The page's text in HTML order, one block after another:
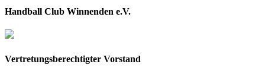
Handball Club Winnenden e.V.
Vertretungsberechtigter Vorstand